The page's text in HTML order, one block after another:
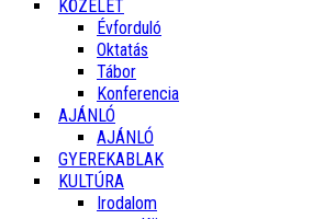
KÖZÉLET
Évforduló
Oktatás
Tábor
Konferencia
AJÁNLÓ
AJÁNLÓ
GYEREKABLAK
KULTÚRA
Irodalom